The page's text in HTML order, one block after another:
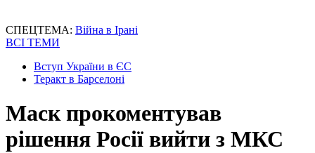
СПЕЦТЕМА: Війна в Ірані
ВСІ ТЕМИ
Вступ України в ЄС
Теракт в Барселоні
Маск прокоментував
рішення Росії вийти з МКС